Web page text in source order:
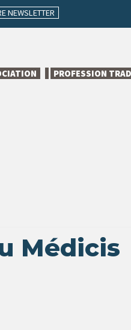
NEWSLETTER
PROFESSION
Médicis